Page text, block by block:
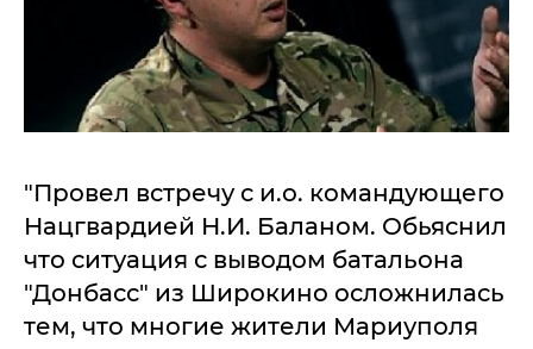
"Провел встречу с и.о. командующего
Нацгвардией Н.И. Баланом. Обьяснил
что ситуация с выводом батальона
"Донбасс" из Широкино осложнилась
тем, что многие жители Мариуполя